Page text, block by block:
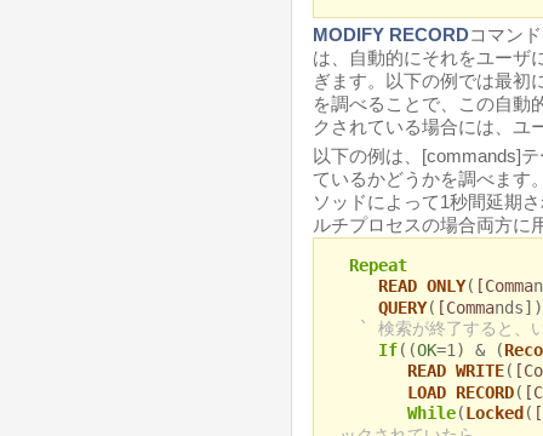
MODIFY RECORDコマン
は、自動的にそれをユーザ
ぎます。以下の例では最初
を調べることで、この自動
クされている場合には、ユ
以下の例は、[commands]
ているかどうかを調べます
ソッドによって1秒間延期
ルチプロセスの場合両方に
Repeat
READ ONLY( [Comma
QUERY( [Commands])
` 検索が終了すると、
If((OK=1) & (
READ WRITE(
LOAD RECORD(
While(Locked(